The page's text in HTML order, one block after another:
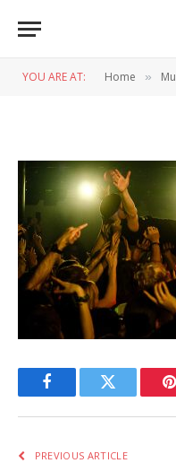
YOU ARE AT: Home »
LEAP
FacebookTwitter
PREVIOUS ARTICLE